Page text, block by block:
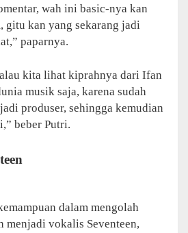
wah ini basic-nya kan
gitu kan yang sekarang jadi
paparnya.
kita lihat kiprahnya dari Ifan
musik saja, karena sudah
produser, sehingga kemudian
beber Putri.
dalam mengolah
vokalis Seventeen,